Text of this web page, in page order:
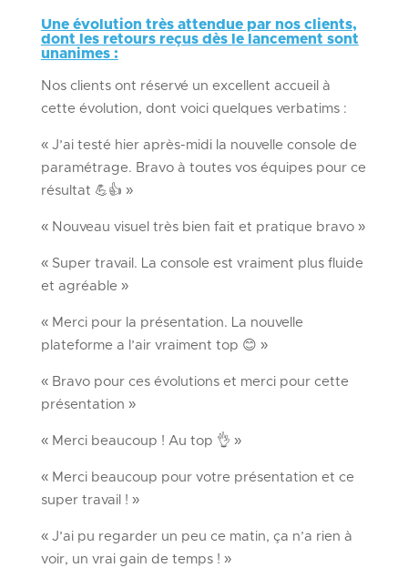
Une évolution très attendue par nos clients,
dont les retours reçus dès le lancement sont
unanimes :
Nos clients ont réservé un excellent accueil à
cette évolution, dont voici quelques verbatims :
« J’ai testé hier après-midi la nouvelle console de
paramétrage. Bravo à toutes vos équipes pour ce
résultat 💪​👍​ »
« Nouveau visuel très bien fait et pratique bravo »
« Super travail. La console est vraiment plus fluide
et agréable »
« Merci pour la présentation. La nouvelle
plateforme a l’air vraiment top 😊 »
« Bravo pour ces évolutions et merci pour cette
présentation »
« Merci beaucoup ! Au top 👌​ »
« Merci beaucoup pour votre présentation et ce
super travail ! »
« J’ai pu regarder un peu ce matin, ça n’a rien à
voir, un vrai gain de temps ! »